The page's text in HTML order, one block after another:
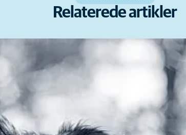
Relaterede artikler